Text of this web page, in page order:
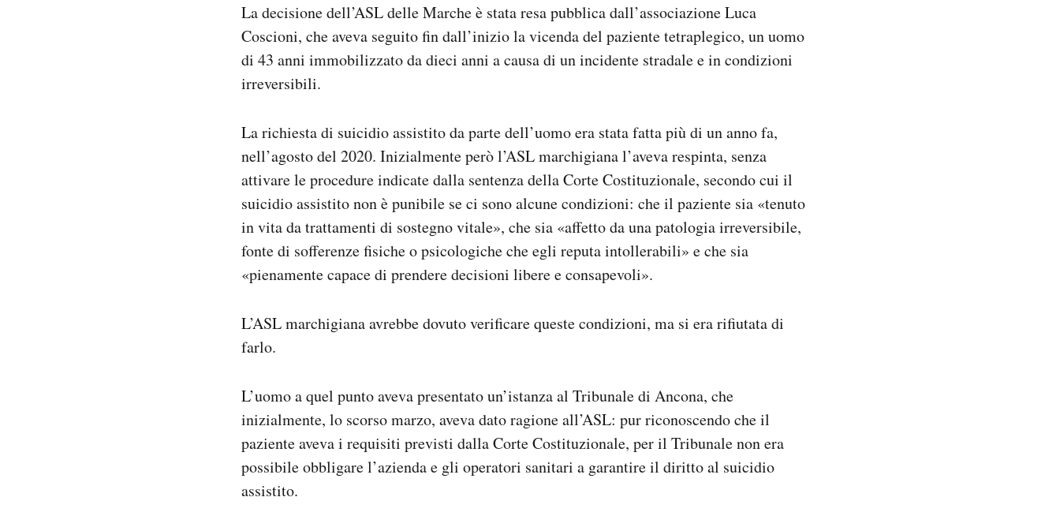
La decisione dell’ASL delle Marche è stata resa pubblica dall’associazione Luca
Coscioni, che aveva seguito fin dall’inizio la vicenda del paziente tetraplegico, un uomo
di 43 anni immobilizzato da dieci anni a causa di un incidente stradale e in condizioni
irreversibili.
La richiesta di suicidio assistito da parte dell’uomo era stata fatta più di un anno fa,
nell’agosto del 2020. Inizialmente però l’ASL marchigiana l’aveva respinta, senza
attivare le procedure indicate dalla sentenza della Corte Costituzionale, secondo cui il
suicidio assistito non è punibile se ci sono alcune condizioni: che il paziente sia «tenuto
in vita da trattamenti di sostegno vitale», che sia «affetto da una patologia irreversibile,
fonte di sofferenze fisiche o psicologiche che egli reputa intollerabili» e che sia
«pienamente capace di prendere decisioni libere e consapevoli».
L’ASL marchigiana avrebbe dovuto verificare queste condizioni, ma si era rifiutata di
farlo.
L’uomo a quel punto aveva presentato un’istanza al Tribunale di Ancona, che
inizialmente, lo scorso marzo, aveva dato ragione all’ASL: pur riconoscendo che il
paziente aveva i requisiti previsti dalla Corte Costituzionale, per il Tribunale non era
possibile obbligare l’azienda e gli operatori sanitari a garantire il diritto al suicidio
assistito.